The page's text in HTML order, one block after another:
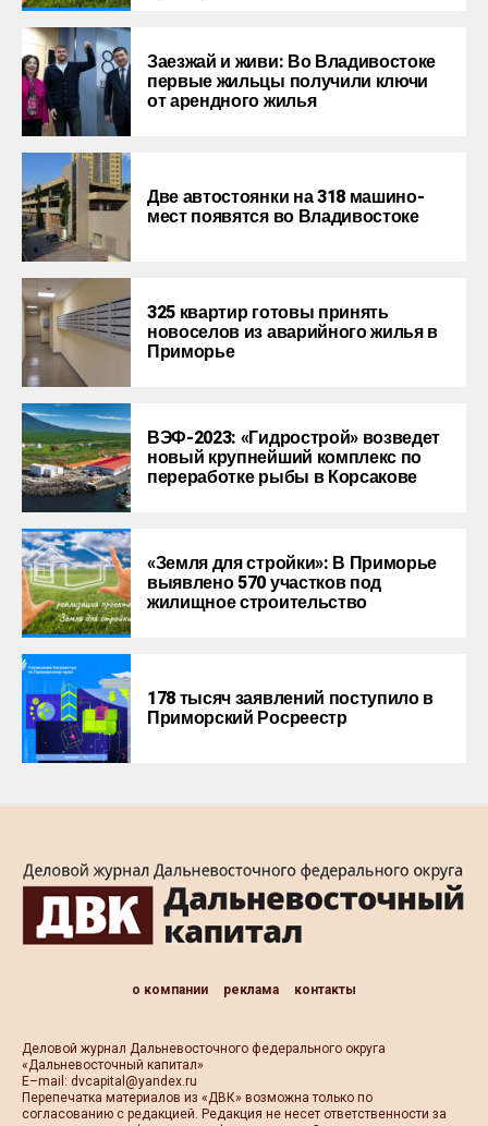
Заезжай и живи: Во Владивостоке
первые жильцы получили ключи
от арендного жилья
Две автостоянки на 318 машино-
мест появятся во Владивостоке
325 квартир готовы принять
новоселов из аварийного жилья в
Приморье
ВЭФ-2023: «Гидрострой» возведет
новый крупнейший комплекс по
переработке рыбы в Корсакове
«Земля для стройки»: В Приморье
выявлено 570 участков под
жилищное строительство
178 тысяч заявлений поступило в
Приморский Росреестр
о компании реклама контакты
Деловой журнал Дальневосточного федерального округа
«Дальневосточный капитал»
Е–mail: dvcapital@yandex.ru
Перепечатка материалов из «ДВК» возможна только по
согласованию с редакцией. Редакция не несет ответственности за